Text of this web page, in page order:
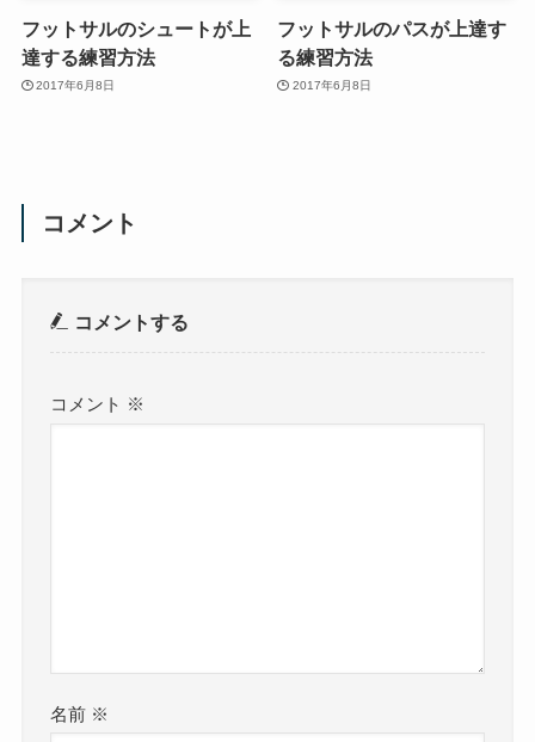
フットサルのシュートが上
達する練習方法
2017年6月8日
フットサルのパスが上達す
る練習方法
2017年6月8日
コメント
コメントする
コメント ※
名前 ※